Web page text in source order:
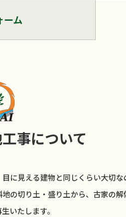
事について
に見える建物と同じくらい大切な
の切り土・盛り土から、古家の
いたします。